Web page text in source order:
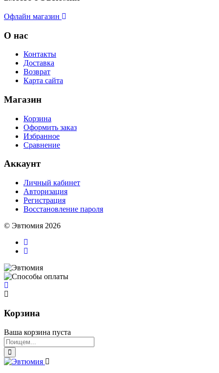
Офлайн магазин
О нас
Контакты
Доставка
Возврат
Карта сайта
Магазин
Корзина
Оформить заказ
Избранное
Сравнение
Аккаунт
Личный кабинет
Авторизация
Регистрация
Восстановление пароля
© Эвтюмия 2026
Корзина
Ваша корзина пуста